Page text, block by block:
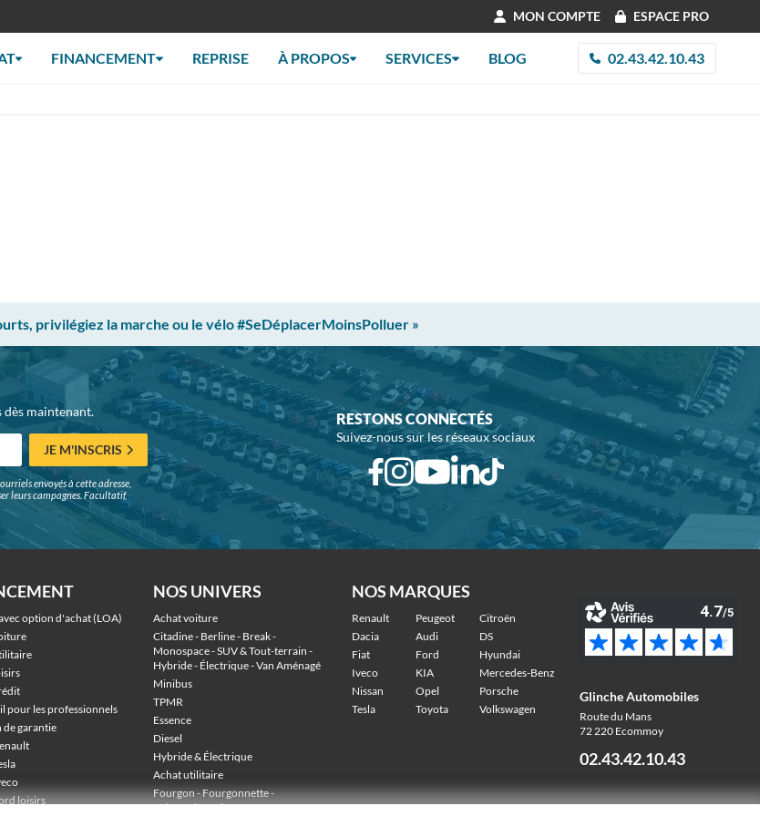
MON COMPTE ESPACE PRO
FINANCEMENT REPRISE À PROPOS SERVICES BLOG 02.43.42.10.43
privilégiez la marche ou le vélo #SeDéplacerMoinsPolluer »
maintenant.
JE M'INSCRIS
envoyés à cette adresse,
leurs campagnes. Facultatif,
RESTONS CONNECTÉS
Suivez-nous sur les réseaux sociaux
option d'achat (LOA)
pour les professionnels
de garantie
loisirs
NOS UNIVERS
Achat voiture
Citadine - Berline - Break -
Monospace - SUV & Tout-terrain -
Hybride - Électrique - Van Aménagé
Minibus
TPMR
Essence
Diesel
Hybride & Électrique
Achat utilitaire
Fourgon - Fourgonnette -
Voiture de société -
NOS MARQUES
Renault Peugeot
Citroën
Dacia
Audi
DS
Fiat
Ford
Hyundai
Iveco
KIA
Mercedes-Benz
Nissan
Opel
Porsche
Tesla
Toyota Volkswagen
Glinche Automobiles
Route du Mans
72 220 Ecommoy
02.43.42.10.43